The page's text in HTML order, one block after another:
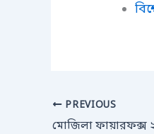
PREVIOUS
মোজিলা ফায়ারফক্স